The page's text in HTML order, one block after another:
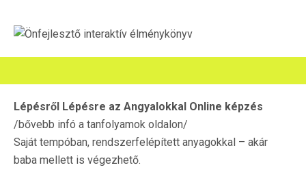
Lépésről Lépésre az Angyalokkal Online képzés
/bővebb infó a tanfolyamok oldalon/
Saját tempóban, rendszerfelépített anyagokkal – akár
baba mellett is végezhető.